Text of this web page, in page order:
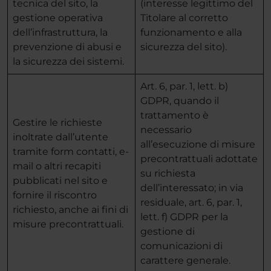
tecnica del sito, la
gestione operativa
dell’infrastruttura, la
prevenzione di abusi e
la sicurezza dei sistemi.
(interesse legittimo del
Titolare al corretto
funzionamento e alla
sicurezza del sito).
Gestire le richieste
inoltrate dall’utente
tramite form contatti, e-
mail o altri recapiti
pubblicati nel sito e
fornire il riscontro
richiesto, anche ai fini di
misure precontrattuali.
Art. 6, par. 1, lett. b)
GDPR, quando il
trattamento è
necessario
all’esecuzione di misure
precontrattuali adottate
su richiesta
dell’interessato; in via
residuale, art. 6, par. 1,
lett. f) GDPR per la
gestione di
comunicazioni di
carattere generale.